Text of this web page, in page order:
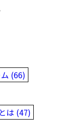
(66)
は (47)